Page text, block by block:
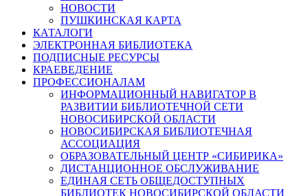
НОВОСТИ
ПУШКИНСКАЯ КАРТА
КАТАЛОГИ
ЭЛЕКТРОННАЯ БИБЛИОТЕКА
ПОДПИСНЫЕ РЕСУРСЫ
КРАЕВЕДЕНИЕ
ПРОФЕССИОНАЛАМ
ИНФОРМАЦИОННЫЙ НАВИГАТОР В
РАЗВИТИИ БИБЛИОТЕЧНОЙ СЕТИ
НОВОСИБИРСКОЙ ОБЛАСТИ
НОВОСИБИРСКАЯ БИБЛИОТЕЧНАЯ
АССОЦИАЦИЯ
ОБРАЗОВАТЕЛЬНЫЙ ЦЕНТР «СИБИРИКА»
ДИСТАНЦИОННОЕ ОБСЛУЖИВАНИЕ
ЕДИНАЯ СЕТЬ ОБЩЕДОСТУПНЫХ
БИБЛИОТЕК НОВОСИБИРСКОЙ ОБЛАСТИ